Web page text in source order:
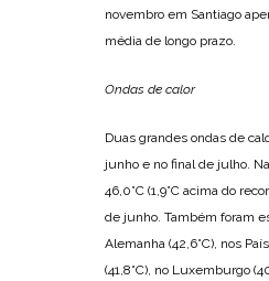
novembro em Santiago
média de longo prazo.
Ondas de calor
Duas grandes ondas de
junho e no final de julho.
46,0°C (1,9°C acima do
de junho. Também foram
Alemanha (42,6°C), nos
(41,8°C), no Luxemburgo